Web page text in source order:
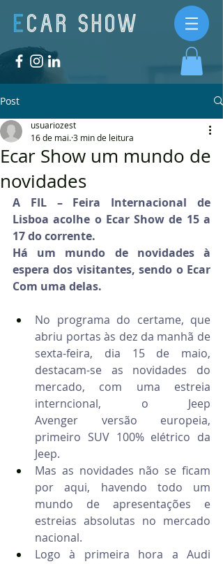
Post
Ecar Show um mundo de
novidades
usuariozest
16 de mai.3 min de leitura
A FIL – Feira Internacional de
Lisboa acolhe o Ecar Show de 15 a
17 do corrente.
Há um mundo de novidades à
espera dos visitantes, sendo o Ecar
Com uma delas.
No programa do certame, que
abriu portas às dez da manhã de
sexta-feira, dia 15 de maio,
destacam-se as novidades do
mercado, com uma estreia
interncional, o Jeep
Avenger versão europeia,
primeiro SUV 100% elétrico da
Jeep.
Mas as novidades não se ficam
por aqui, havendo todo um
mundo de apresentações e
estreias absolutas no mercado
nacional.
Logo à primeira hora a Audi